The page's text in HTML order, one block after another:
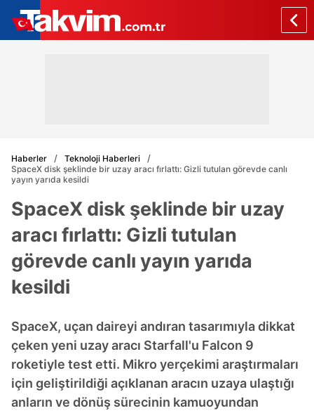
Haberler
Teknoloji Haberleri
SpaceX disk şeklinde bir uzay aracı fırlattı: Gizli tutulan görevde canlı
yayın yarıda kesildi
SpaceX disk şeklinde bir uzay
aracı fırlattı: Gizli tutulan
görevde canlı yayın yarıda
kesildi
SpaceX, uçan daireyi andıran tasarımıyla dikkat
çeken yeni uzay aracı Starfall'u Falcon 9
roketiyle test etti. Mikro yerçekimi araştırmaları
için geliştirildiği açıklanan aracın uzaya ulaştığı
anların ve dönüş sürecinin kamuoyundan